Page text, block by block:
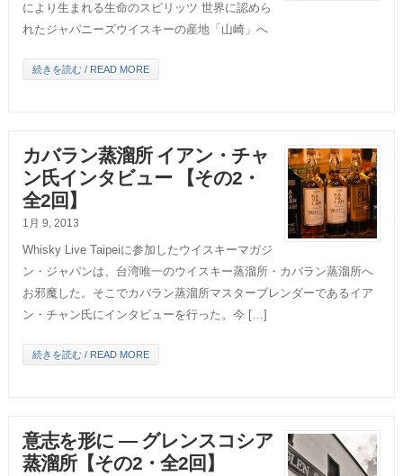
により生まれる生命のスピリッツ 世界に認めら
れたジャパニーズウイスキーの産地「山崎」へ
続きを読む / READ MORE
カバラン蒸溜所 イアン・チャ
ン氏インタビュー 【その2・
全2回】
1月 9, 2013
Whisky Live Taipeiに参加したウイスキーマガジ
ン・ジャパンは、台湾唯一のウイスキー蒸溜所・カバラン蒸溜所へ
お邪魔した。そこでカバラン蒸溜所マスターブレンダーであるイア
ン・チャン氏にインタビューを行った。今 […]
続きを読む / READ MORE
意志を形に ― グレンスコシア
蒸溜所【その2・全2回】